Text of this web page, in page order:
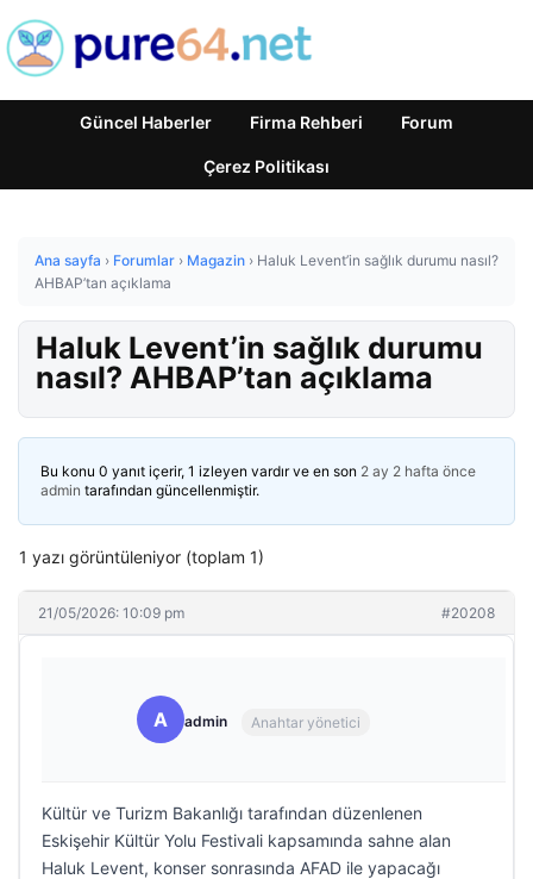
Güncel Haberler Firma Rehberi Forum
Çerez Politikası
Ana sayfa › Forumlar › Magazin › Haluk Levent’in sağlık durumu nasıl?
AHBAP’tan açıklama
Haluk Levent’in sağlık durumu
nasıl? AHBAP’tan açıklama
Bu konu 0 yanıt içerir, 1 izleyen vardır ve en son 2 ay 2 hafta önce
admin tarafından güncellenmiştir.
1 yazı görüntüleniyor (toplam 1)
21/05/2026: 10:09 pm #20208
A admin Anahtar yönetici
Kültür ve Turizm Bakanlığı tarafından düzenlenen
Eskişehir Kültür Yolu Festivali kapsamında sahne alan
Haluk Levent, konser sonrasında AFAD ile yapacağı